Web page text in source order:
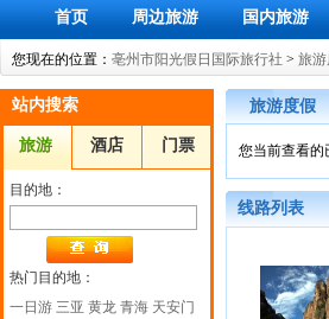
首页 周边旅游 国内旅游
您现在的位置： 亳州市阳光假日国际旅行社 > 旅游
站内搜索
旅游 酒店 门票
目的地：
热门目的地：
一日游 三亚 黄龙 青海 天安门
旅游度假
您当前查看的
线路列表